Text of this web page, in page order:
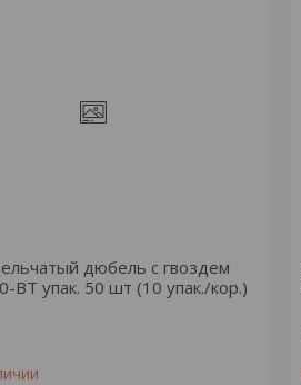
дюбель с гвоздем
BT упак. 50 шт (10 упак./кор.)